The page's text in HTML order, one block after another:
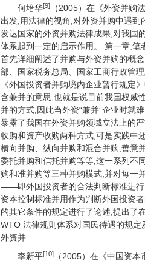
何培华[9]
（2005）在《外资并购
出发,用法律的视角,对外资并购中遇
发达国家的外资并购法律成果,对我国
体系起到一定的启示作用。 第一章,笔
首先详细阐述了并购与外资并购的概
部、国家税务总局、国家工商行政管
《外国投资者并购境内企业暂行规定
含兼并的意思;也就是说目前我国权威
并的方式,因此当外资“兼并”企业时就
暴露了我国在外资并购领域立法上的
收购和资产收购两种方式,可是实践中
横向并购、纵向并购和混合并购;善意
委托并购和信托并购等等,这一系列不
购和准并购等三种并购模式,并对每一
——即外国投资者的合法判断标准进行
资本控制标准并用作为判断外国投资
的其它条件的规定进行了论述,提出了
WTO 法律规则体系对国民待遇的规
外资并
李新平[10] （2005）在《中国资